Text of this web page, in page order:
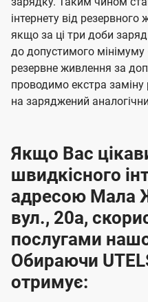
інтернету від
якщо за ці три доби
до допустимого
резервне живлення за
проводимо екстра
на заряджений
Якщо Вас
швидкісного
адресою Мала
вул., 20а,
послугами
Обираючи
отримує: